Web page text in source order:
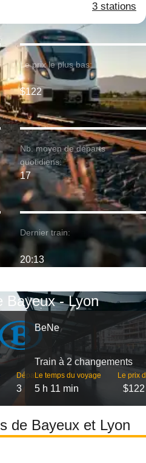
3 stations
Le prix le plus bas:
$122
Nb. moyen de départs
quotidiens:
17
Dernier train:
20:13
Bayeux - Lyon
Départs
3
BeNe
Train à 2 changements
Le temps du voyage
5 h 11 min
Le prix
$122
de Bayeux et Lyon